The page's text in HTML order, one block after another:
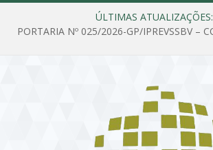
ÚLTIMAS ATUALIZAÇÕES: